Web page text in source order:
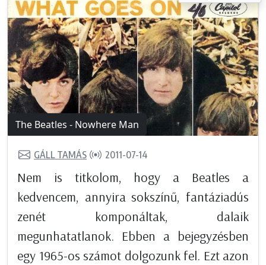
The Beatles - Nowhere Man
GÁLL TAMÁS 2011-07-14
Nem is titkolom, hogy a Beatles a
kedvencem, annyira sokszínű, fantáziadús
zenét komponáltak, dalaik
megunhatatlanok. Ebben a bejegyzésben
egy 1965-os számot dolgozunk fel. Ezt azon